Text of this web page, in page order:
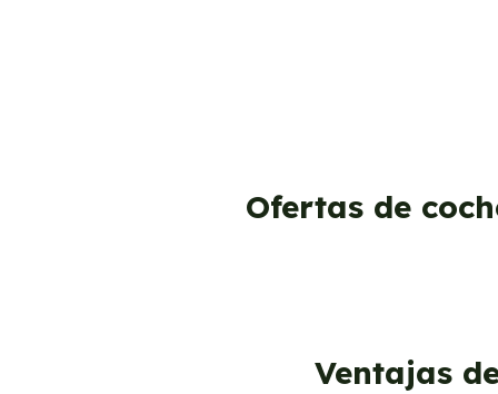
Ofertas de
Ventajas